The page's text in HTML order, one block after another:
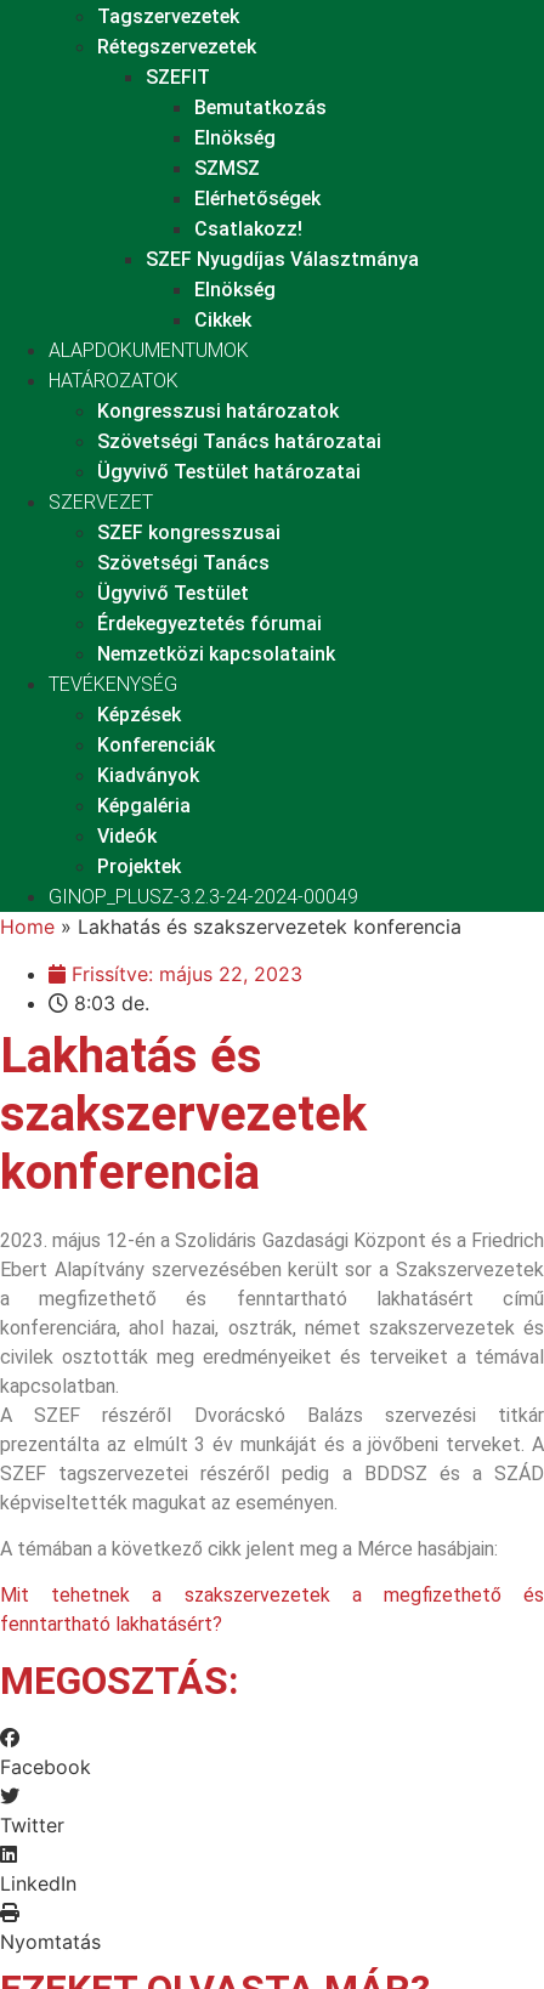
Tagszervezetek
Rétegszervezetek
SZEFIT
Bemutatkozás
Elnökség
SZMSZ
Elérhetőségek
Csatlakozz!
SZEF Nyugdíjas Választmánya
Elnökség
Cikkek
ALAPDOKUMENTUMOK
HATÁROZATOK
Kongresszusi határozatok
Szövetségi Tanács határozatai
Ügyvivő Testület határozatai
SZERVEZET
SZEF kongresszusai
Szövetségi Tanács
Ügyvivő Testület
Érdekegyeztetés fórumai
Nemzetközi kapcsolataink
TEVÉKENYSÉG
Képzések
Konferenciák
Kiadványok
Képgaléria
Videók
Projektek
GINOP_PLUSZ-3.2.3-24-2024-00049
Home » Lakhatás és szakszervezetek konferencia
Frissítve: május 22, 2023
8:03 de.
Lakhatás és
szakszervezetek
konferencia
2023. május 12-én a Szolidáris Gazdasági Központ és a Friedrich
Ebert Alapítvány szervezésében került sor a Szakszervezetek
a megfizethető és fenntartható lakhatásért című
konferenciára, ahol hazai, osztrák, német szakszervezetek és
civilek osztották meg eredményeiket és terveiket a témával
kapcsolatban.
A SZEF részéről Dvorácskó Balázs szervezési titkár
prezentálta az elmúlt 3 év munkáját és a jövőbeni terveket. A
SZEF tagszervezetei részéről pedig a BDDSZ és a SZÁD
képviseltették magukat az eseményen.
A témában a következő cikk jelent meg a Mérce hasábjain:
Mit tehetnek a szakszervezetek a megfizethető és
fenntartható lakhatásért?
MEGOSZTÁS:
Facebook
Twitter
LinkedIn
Nyomtatás